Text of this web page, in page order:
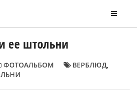
ее штольни
ФОТОАЛЬБОМ ВЕРБЛЮД,